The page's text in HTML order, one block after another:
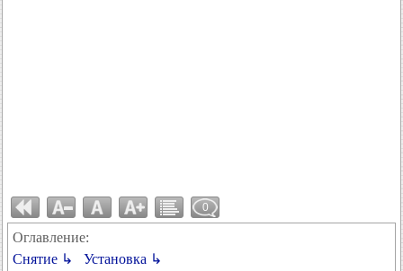
0
Оглавление:
Снятие ↳
Установка ↳